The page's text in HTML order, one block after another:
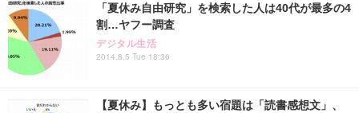
「夏休み自由研究」を検索した人は40代が最多の4
割…ヤフー調査
デジタル生活
2014.8.5 Tue 18:36
【夏休み】もっとも多い宿題は「読書感想文」、